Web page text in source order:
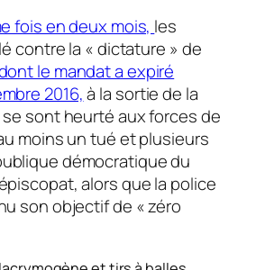
fois en deux mois, les
contre la « dictature » de
le mandat a expiré
2016,à la sortie de la
se sont heurté aux forces de
moins un tué et plusieurs
démocratique du
alors que la police
son objectif de « zéro